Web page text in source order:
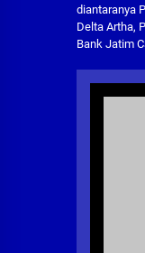
diantaranya
Delta Artha,
Bank Jatim